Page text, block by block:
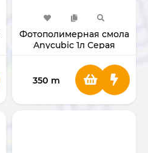
Фотополимерная смола
Anycubic 1л Серая
350 m